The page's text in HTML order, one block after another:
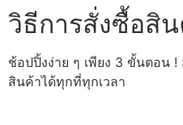
วิธีการสั่งซื้อสิ
ช้อปปิ้งง่าย ๆ เพียง 3 ขั้นตอน
สินค้าได้ทุกที่ทุกเวลา